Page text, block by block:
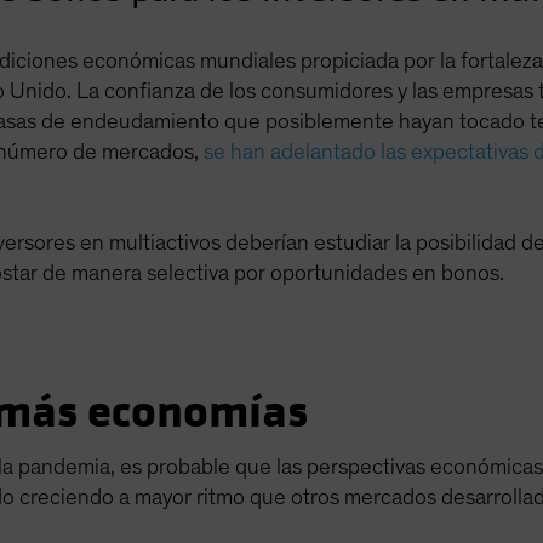
económicas mundiales propiciada por la
La confianza de los consumidores y las
de endeudamiento que posiblemente hayan tocado
de mercados, se han adelantado las expectativas
en multiactivos deberían estudiar la posibilidad
de manera selectiva por oportunidades en bonos.
economías
pandemia, es probable que las perspectivas
creciendo a mayor ritmo que otros mercados